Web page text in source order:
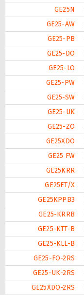
GE25N
GE25-AW
GE25-PB
GE25-DO
GE25-LO
GE25-PW
GE25-SW
GE25-UK
GE25-ZO
GE25XDO
GE25 FW
GE25KRR
GE25ET/X
GE25KPPB3
GE25-KRRB
GE25-KTT-B
GE25-KLL-B
GE25-FO-2RS
GE25-UK-2RS
GE25XDO-2RS